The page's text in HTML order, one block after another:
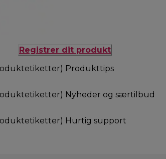
Registrer dit produkt
Produkttips
Nyheder og særtilbud
Hurtig support